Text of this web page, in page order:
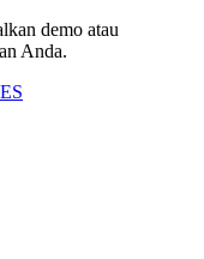
demo atau
Anda.